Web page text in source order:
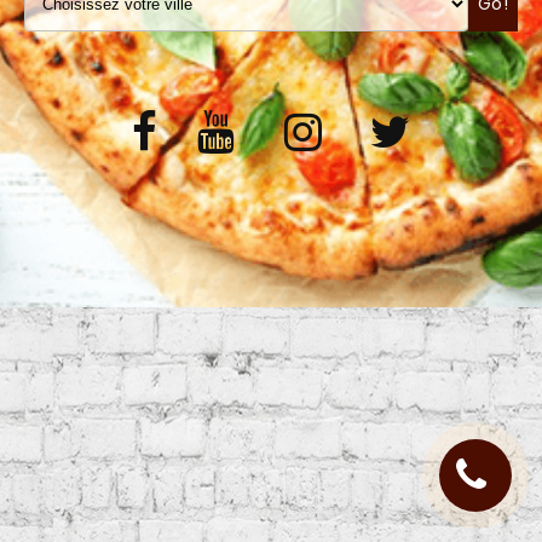
VOS AVIS
MENTIONS LÉGALES
C.G.V